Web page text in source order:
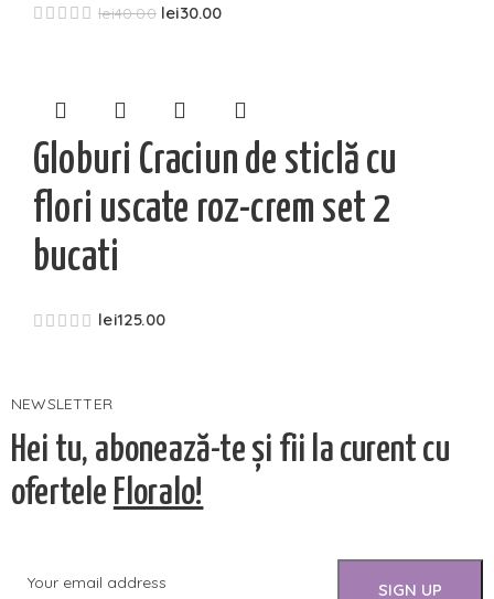
lei40.00 lei30.00
Globuri Craciun de sticlă cu
flori uscate roz-crem set 2
bucati
lei125.00
NEWSLETTER
Hei tu, abonează-te și fii la curent cu
ofertele Floralo!